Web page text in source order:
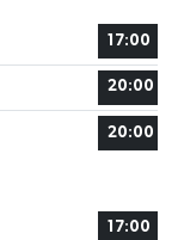
17:00
20:00
20:00
17:00